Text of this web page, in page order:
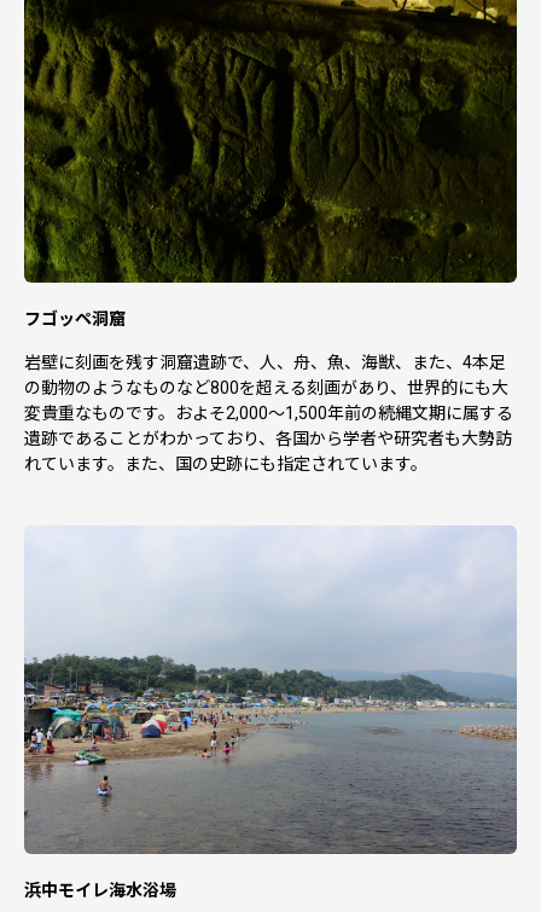
フゴッペ洞窟
岩壁に刻画を残す洞窟遺跡で、人、舟、魚、海獣、また、4本足
の動物のようなものなど800を超える刻画があり、世界的にも大
変貴重なものです。およそ2,000～1,500年前の続縄文期に属する
遺跡であることがわかっており、各国から学者や研究者も大勢訪
れています。また、国の史跡にも指定されています。
浜中モイレ海水浴場